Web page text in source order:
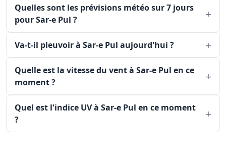
Quelles sont les prévisions météo sur 7 jours
pour Sar-e Pul ?
Va-t-il pleuvoir à Sar-e Pul aujourd'hui ?
Quelle est la vitesse du vent à Sar-e Pul en ce
moment ?
Quel est l'indice UV à Sar-e Pul en ce moment
?